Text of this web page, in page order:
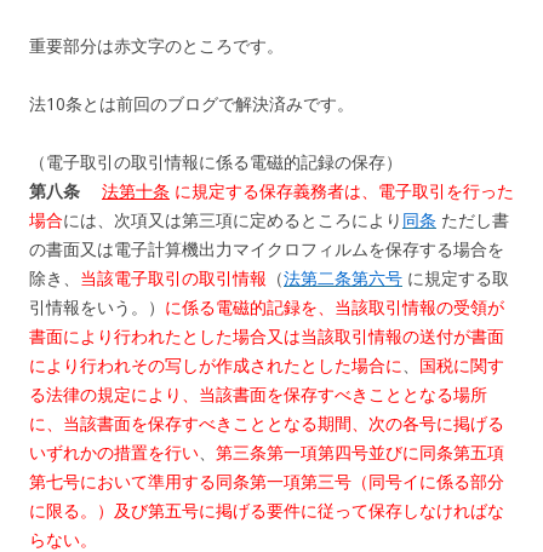
重要部分は赤文字のところです。
法10条とは前回のブログで解決済みです。
（電子取引の取引情報に係る電磁的記録の保存）
第八条
法第十条 に規定する保存義務者は、電子取引を行った
場合には、次項又は第三項に定めるところにより 同条 ただし書
の書面又は電子計算機出力マイクロフィルムを保存する場合を
除き、 当該電子取引の取引情報 （法第二条第六号 に規定する取
引情報をいう。） に係る電磁的記録を、当該取引情報の受領が
書面により行われたとした場合又は当該取引情報の送付が書面
により行われその写しが作成されたとした場合に
国税に関す
る法律の規定により、当該書面を保存すべきこととなる場所
に、当該書面を保存すべきこととなる期間、次の各号に掲げる
いずれかの措置を行い
第三条第一項第四号並びに同条第五項
第七号において準用する同条第一項第三号（同号イに係る部分
に限る。）及び第五号に掲げる要件に従って保存しなければな
らない。